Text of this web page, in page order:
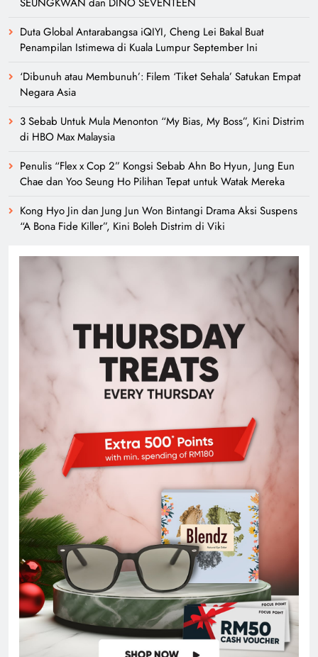
Duta Global Antarabangsa iQIYI, Cheng Lei Bakal Buat
Penampilan Istimewa di Kuala Lumpur September Ini
‘Dibunuh atau Membunuh’: Filem ‘Tiket Sehala’ Satukan Empat
Negara Asia
3 Sebab Untuk Mula Menonton “My Bias, My Boss”, Kini Distrim
di HBO Max Malaysia
Penulis “Flex x Cop 2” Kongsi Sebab Ahn Bo Hyun, Jung Eun
Chae dan Yoo Seung Ho Pilihan Tepat untuk Watak Mereka
Kong Hyo Jin dan Jung Jun Won Bintangi Drama Aksi Suspens
“A Bona Fide Killer”, Kini Boleh Distrim di Viki